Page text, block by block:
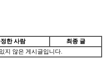
한 사람
최종 글
지 않은 게시글입니다.